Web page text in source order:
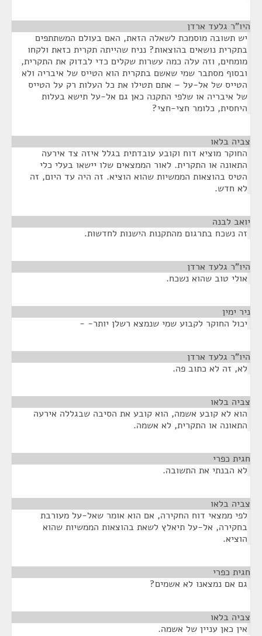
היו"ר גלעד ארדן
יש תשובה מוסמכת לשאלה הזאת, האם בעולם המשתתפים
בתקרית נושאים בהוצאות? נניח שהייתה תקרית כזאת ולקחו
מומחים, וזה עלה כמה עשרות שקלים כדי לבדוק את התקרית,
ובסוף מסתבר שמי שאשם בתקרית הוא הטייס של איבריה ולא
הטייס של אל-על – אתם תטילו את כל העלות רק על הטייס
של איבריה או שלפי התקנה כאן גם אל-על תישא בעלות
היחסית, כלומר חצי-חצי?
צביה בלאו
החוקר מוציא דוח וקובע עובדתית בגלל איזה צד אירעה
התאונה או התקרית. לאור הממצאים שלו יישאו בעלי כלי
הטיס בהוצאות הממשיות שהוא הוציא. זה היה עד היום, זה
לא חדש.
יואב לבנה
זה נשכח בתרגום מהתקנות הישנות לחדשות.
היו"ר גלעד ארדן
אולי טוב שהוא נשכח.
ניר ימין
יכול החוקר לקבוע שמי שנמצא רשלן יותר- -
היו"ר גלעד ארדן
לא, זה לא כתוב פה.
צביה בלאו
הוא לא קובע אשמה, הוא קובע את הסיבה שבגללה אירעה
התאונה או התקרית, לא אשמה.
חגית כפרי
לא הבנתי את התשובה.
צביה בלאו
לפי ממצאי דוח החקירה, אם הוא אומר שאל-על מעורבת
בחקירה, אל-על תיאלץ לשאת בהוצאות הממשיות שהוא
הוציא.
חגית כפרי
גם אם נמצאנו לא אשמים?
צביה בלאו
אין כאן עניין של אשמה.